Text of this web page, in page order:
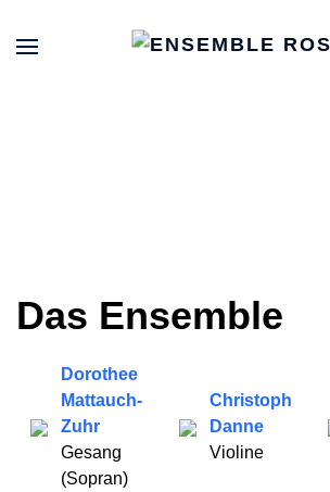
Das Ensemble
Dorothee
Mattauch-
Zuhr
Gesang
(Sopran)
Christoph
Danne
Violine